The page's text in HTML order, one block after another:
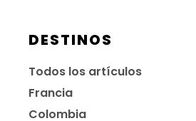
DESTINOS
Todos los artículos
Francia
Colombia